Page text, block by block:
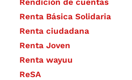
Rendición de cuentas
Renta Básica Solidaria
Renta ciudadana
Renta Joven
Renta wayuu
ReSA